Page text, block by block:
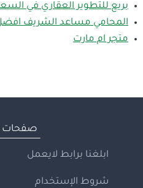
بريع للتطوير العقاري في
المحامي مساعد الشريف
متجر ام مارت
صفحات
ابلغنا برابط لايعمل
شروط الإستخدام